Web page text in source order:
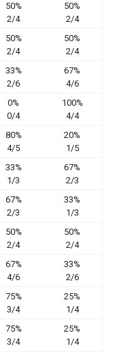
50%
2/4
50%
2/4
50%
2/4
50%
2/4
33%
2/6
67%
4/6
0%
0/4
100%
4/4
80%
4/5
20%
1/5
33%
1/3
67%
2/3
67%
2/3
33%
1/3
50%
2/4
50%
2/4
67%
4/6
33%
2/6
75%
3/4
25%
1/4
75%
3/4
25%
1/4